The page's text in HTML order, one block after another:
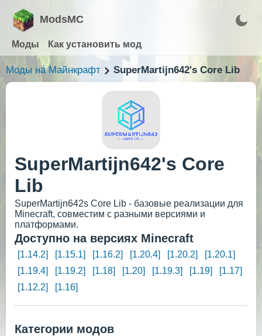
ModsMC
Моды Как установить мод
Моды на Майнкрафт SuperMartijn642's Core Lib
SuperMartijn642's Core
Lib
SuperMartijn642s Core Lib - базовые реализации для
Minecraft, совместим с разными версиями и
платформами.
Доступно на версиях Minecraft
[1.14.2] [1.15.1] [1.16.2] [1.20.4] [1.20.2]
[1.20.1]
[1.19.4]
[1.19.2] [1.18] [1.20] [1.19.3] [1.19]
[1.17]
[1.12.2]
[1.16]
Категории модов